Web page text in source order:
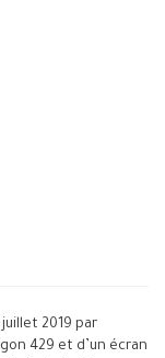
juillet 2019 par
429 et d’un écran